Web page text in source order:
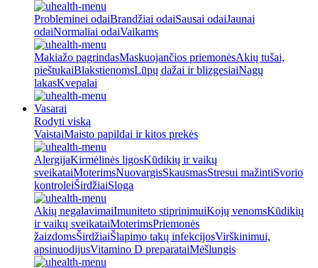
Probleminei odaiBrandžiai odaiSausai odaiJaunai
odaiNormaliai odaiVaikams
Makiažo pagrindasMaskuojančios priemonėsAkių tušai,
pieštukaiBlakstienomsLūpų dažai ir blizgesiaiNagų
lakasKvepalai
Vasarai
Rodyti viską
VaistaiMaisto papildai ir kitos prekės
AlergijaKirmėlinės ligosKūdikių ir vaikų
sveikataiMoterimsNuovargisSkausmasStresui mažintiSvorio
kontroleiŠirdžiaiSloga
Akių negalavimaiImuniteto stiprinimuiKojų venomsKūdikių
ir vaikų sveikataiMoterimsPriemonės
žaizdomsŠirdžiaiŠlapimo takų infekcijosVirškinimui,
apsinuodijusVitamino D preparataiMėšlungis